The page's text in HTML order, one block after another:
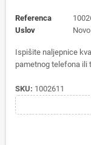
Referenca
Uslov
Novo
Ispišite naljepnice
pametnog telefona ili
SKU: 1002611